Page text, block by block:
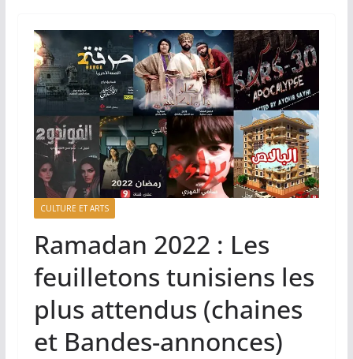
CULTURE ET ARTS
Ramadan 2022 : Les
feuilletons tunisiens les
plus attendus (chaines
et Bandes-annonces)